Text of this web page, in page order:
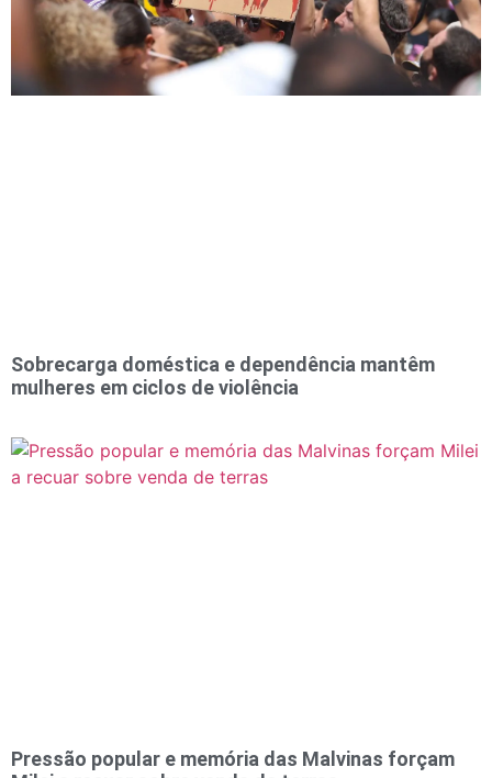
Sobrecarga doméstica e dependência mantêm
mulheres em ciclos de violência
Pressão popular e memória das Malvinas forçam